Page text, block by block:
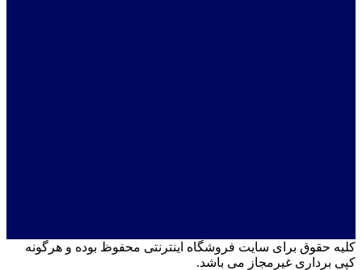
کلیه حقوق برای سایت فروشگاه اینترنتی محفوظ بوده و هرگونه
کپی برداری غیرمجاز می باشد.